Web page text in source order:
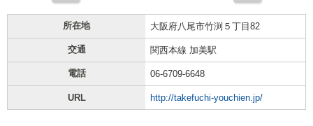
所在地 大阪府八尾市竹渕５丁目82
交通 関西本線 加美駅
電話 06-6709-6648
URL http://takefuchi-youchien.jp/